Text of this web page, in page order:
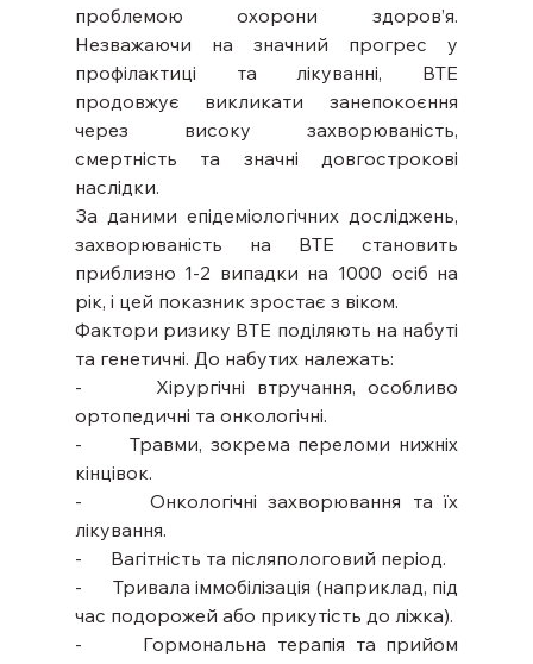
проблемою охорони здоров’я.
Незважаючи на значний прогрес у
профілактиці та лікуванні, ВТЕ
продовжує викликати занепокоєння
через високу захворюваність,
смертність та значні довгострокові
наслідки.
За даними епідеміологічних досліджень,
захворюваність на ВТЕ становить
приблизно 1-2 випадки на 1000 осіб на
рік, і цей показник зростає з віком.
Фактори ризику ВТЕ поділяють на набуті
та генетичні. До набутих належать:
-      Хірургічні втручання, особливо
ортопедичні та онкологічні.
-      Травми, зокрема переломи нижніх
кінцівок.
-      Онкологічні захворювання та їх
лікування.
-      Вагітність та післяпологовий період.
-      Тривала іммобілізація (наприклад, під
час подорожей або прикутість до ліжка).
-      Гормональна терапія та прийом